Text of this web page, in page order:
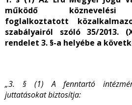
működő köznevelési
foglalkoztatott
szabályairól szóló 35/2013.
rendelet 3. §-a helyébe a
„3. § (1)A fenntartó
juttatásokat biztosítja: